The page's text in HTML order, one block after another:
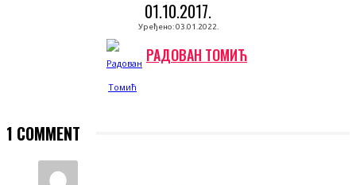
01.10.2017.
Уређено: 03.01.2022.
РАДОВАН ТОМИЋ
1 COMMENT